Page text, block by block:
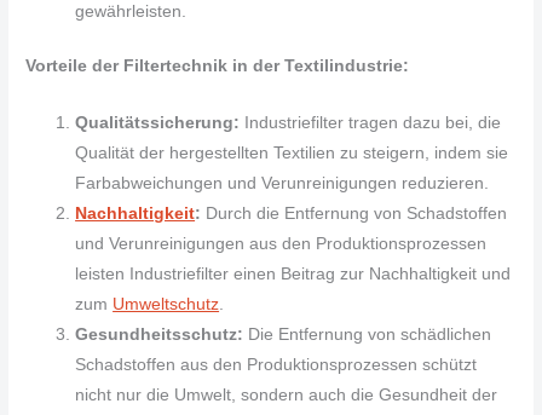
gewährleisten.
Vorteile der Filtertechnik in der Textilindustrie:
Qualitätssicherung: Industriefilter tragen dazu bei, die
Qualität der hergestellten Textilien zu steigern, indem sie
Farbabweichungen und Verunreinigungen reduzieren.
Nachhaltigkeit: Durch die Entfernung von Schadstoffen
und Verunreinigungen aus den Produktionsprozessen
leisten Industriefilter einen Beitrag zur Nachhaltigkeit und
zum Umweltschutz.
Gesundheitsschutz: Die Entfernung von schädlichen
Schadstoffen aus den Produktionsprozessen schützt
nicht nur die Umwelt, sondern auch die Gesundheit der